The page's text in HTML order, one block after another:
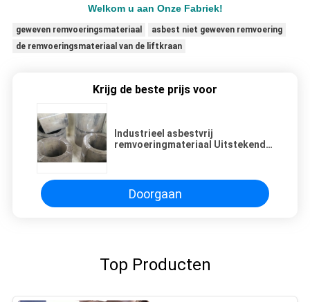
Welkom u aan Onze Fabriek!
geweven remvoeringsmateriaal
asbest niet geweven remvoering
de remvoeringsmateriaal van de liftkraan
Krijg de beste prijs voor
Industrieel asbestvrij
remvoeringmateriaal Uitstekende
Doorgaan
Top Producten